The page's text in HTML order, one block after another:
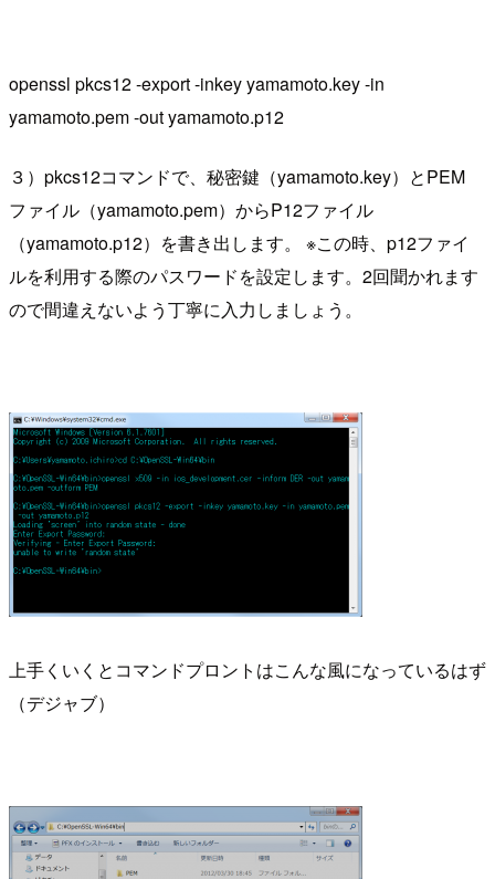
openssl pkcs12 -export -inkey yamamoto.key -in
yamamoto.pem -out yamamoto.p12
３）pkcs12コマンドで、秘密鍵（yamamoto.key）とPEM
ファイル（yamamoto.pem）からP12ファイル
（yamamoto.p12）を書き出します。 ※この時、p12ファイ
ルを利用する際のパスワードを設定します。2回聞かれます
ので間違えないよう丁寧に入力しましょう。
上手くいくとコマンドプロントはこんな風になっているはず
（デジャブ）